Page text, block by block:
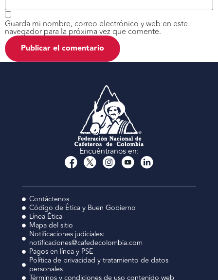
Guarda mi nombre, correo electrónico y web en este
navegador para la próxima vez que comente.
Encuéntranos en:
Contáctenos
Código de Ética y Buen Gobierno
Línea Ética
Mapa del sitio
Notificaciones judiciales:
notificaciones@cafedecolombia.com
Pagos en línea y PSE
Política de privacidad y tratamiento de datos
personales
Términos y condiciones de uso contenido web